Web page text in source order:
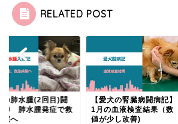
RELATED POST
の肺水腫(2回目)闘
② 肺水腫発症で救
院へ
【愛犬の腎臓病闘病記】
1月の血液検査結果（数
値が少し改善)